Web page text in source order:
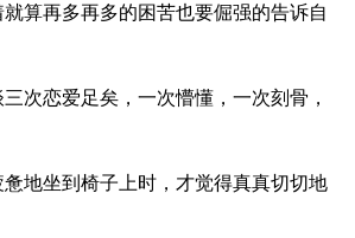
就算再多再多的困苦也要倔强的告诉自
次恋爱足矣，一次懵懂，一次刻骨，
惫地坐到椅子上时，才觉得真真切切地